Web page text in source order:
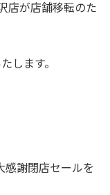
店が店舗移転のた
します。
感謝閉店セールを